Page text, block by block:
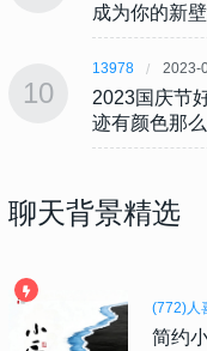
成为你的新
10
13978 2023-
2023国庆节
迹有颜色那
聊天背景精选
(772)人
简约